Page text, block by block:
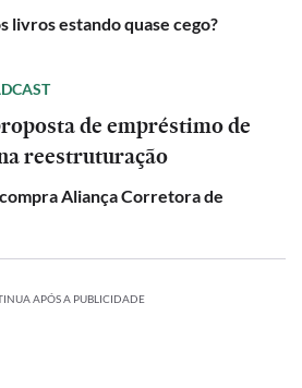
livros estando quase cego?
de empréstimo de
reestruturação
Aliança Corretora de
APÓS A PUBLICIDADE